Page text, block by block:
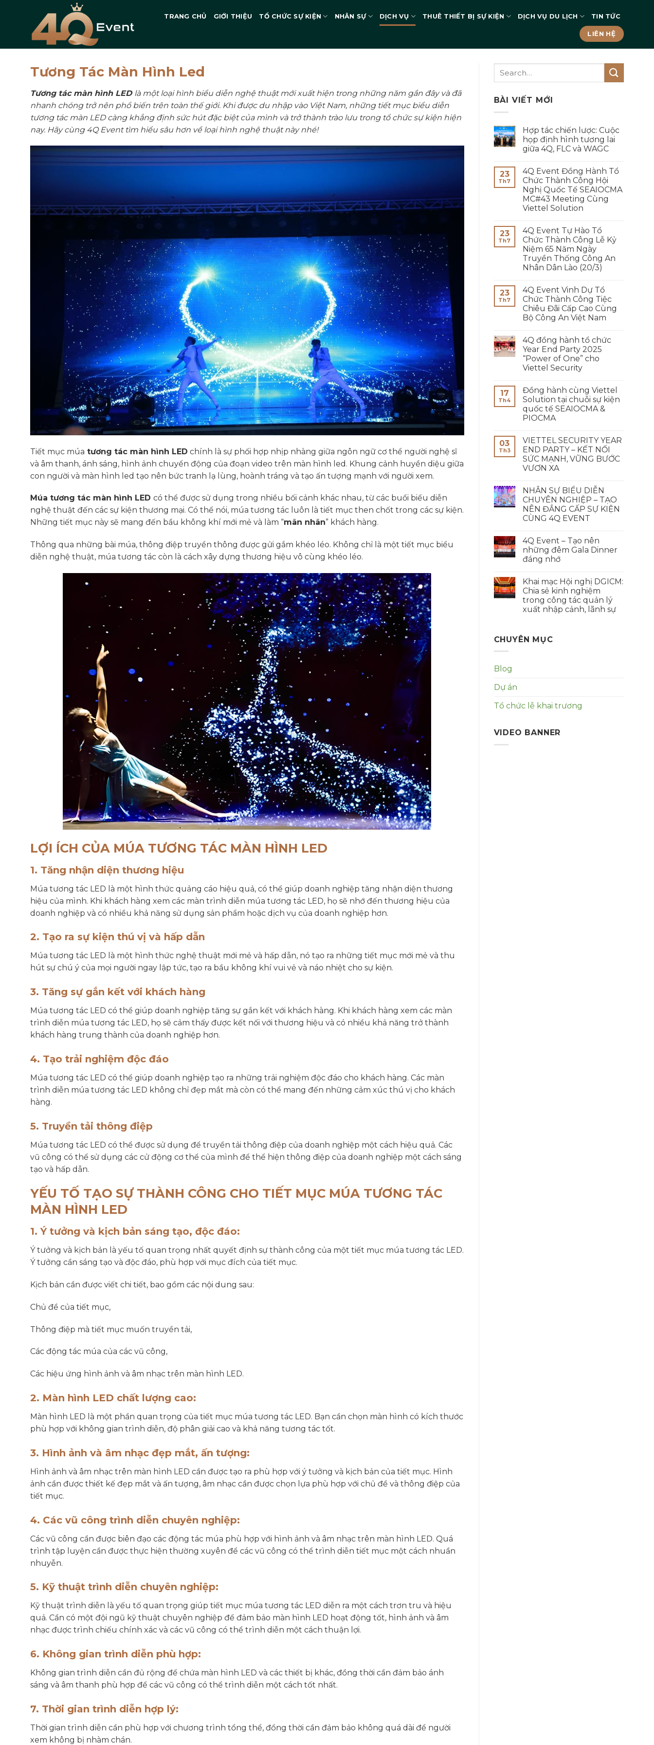
TRANG CHỦ GIỚI THIỆU TỔ CHỨC SỰ KIỆN NHÂN SỰ DỊCH VỤ THUÊ THIẾT BỊ SỰ KIỆN DỊCH VỤ DU LỊCH TIN TỨC
LIÊN HỆ
Tương Tác Màn Hình Led
Tương tác màn hình LED là một loại hình biểu diễn nghệ thuật mới xuất hiện trong những năm gần đây và đã
nhanh chóng trở nên phổ biến trên toàn thế giới. Khi được du nhập vào Việt Nam, những tiết mục biểu diễn
tương tác màn LED càng khẳng định sức hút đặc biệt của mình và trở thành trào lưu trong tổ chức sự kiện hiện
nay. Hãy cùng 4Q Event tìm hiểu sâu hơn về loại hình nghệ thuật này nhé!
Tiết mục múa tương tác màn hình LED chính là sự phối hợp nhịp nhàng giữa ngôn ngữ cơ thể người nghệ sĩ
và âm thanh, ánh sáng, hình ảnh chuyển động của đoạn video trên màn hình led. Khung cảnh huyền diệu giữa
con người và màn hình led tạo nên bức tranh lạ lùng, hoành tráng và tạo ấn tượng mạnh với người xem.
Múa tương tác màn hình LED có thể được sử dụng trong nhiều bối cảnh khác nhau, từ các buổi biểu diễn
nghệ thuật đến các sự kiện thương mại. Có thể nói, múa tương tác luôn là tiết mục then chốt trong các sự kiện.
Những tiết mục này sẽ mang đến bầu không khí mới mẻ và làm “mãn nhãn” khách hàng.
Thông qua những bài múa, thông điệp truyền thông được gửi gắm khéo léo. Không chỉ là một tiết mục biểu
diễn nghệ thuật, múa tương tác còn là cách xây dựng thương hiệu vô cùng khéo léo.
LỢI ÍCH CỦA MÚA TƯƠNG TÁC MÀN HÌNH LED
1. Tăng nhận diện thương hiệu
Múa tương tác LED là một hình thức quảng cáo hiệu quả, có thể giúp doanh nghiệp tăng nhận diện thương
hiệu của mình. Khi khách hàng xem các màn trình diễn múa tương tác LED, họ sẽ nhớ đến thương hiệu của
doanh nghiệp và có nhiều khả năng sử dụng sản phẩm hoặc dịch vụ của doanh nghiệp hơn.
2. Tạo ra sự kiện thú vị và hấp dẫn
Múa tương tác LED là một hình thức nghệ thuật mới mẻ và hấp dẫn, nó tạo ra những tiết mục mới mẻ và thu
hút sự chú ý của mọi người ngay lập tức, tạo ra bầu không khí vui vẻ và náo nhiệt cho sự kiện.
3. Tăng sự gắn kết với khách hàng
Múa tương tác LED có thể giúp doanh nghiệp tăng sự gắn kết với khách hàng. Khi khách hàng xem các màn
trình diễn múa tương tác LED, họ sẽ cảm thấy được kết nối với thương hiệu và có nhiều khả năng trở thành
khách hàng trung thành của doanh nghiệp hơn.
4. Tạo trải nghiệm độc đáo
Múa tương tác LED có thể giúp doanh nghiệp tạo ra những trải nghiệm độc đáo cho khách hàng. Các màn
trình diễn múa tương tác LED không chỉ đẹp mắt mà còn có thể mang đến những cảm xúc thú vị cho khách
hàng.
5. Truyền tải thông điệp
Múa tương tác LED có thể được sử dụng để truyền tải thông điệp của doanh nghiệp một cách hiệu quả. Các
vũ công có thể sử dụng các cử động cơ thể của mình để thể hiện thông điệp của doanh nghiệp một cách sáng
tạo và hấp dẫn.
YẾU TỐ TẠO SỰ THÀNH CÔNG CHO TIẾT MỤC MÚA TƯƠNG TÁC
MÀN HÌNH LED
1. Ý tưởng và kịch bản sáng tạo, độc đáo:
Ý tưởng và kịch bản là yếu tố quan trọng nhất quyết định sự thành công của một tiết mục múa tương tác LED.
Ý tưởng cần sáng tạo và độc đáo, phù hợp với mục đích của tiết mục.
Kịch bản cần được viết chi tiết, bao gồm các nội dung sau:
Chủ đề của tiết mục,
Thông điệp mà tiết mục muốn truyền tải,
Các động tác múa của các vũ công,
Các hiệu ứng hình ảnh và âm nhạc trên màn hình LED.
2. Màn hình LED chất lượng cao:
Màn hình LED là một phần quan trọng của tiết mục múa tương tác LED. Bạn cần chọn màn hình có kích thước
phù hợp với không gian trình diễn, độ phân giải cao và khả năng tương tác tốt.
3. Hình ảnh và âm nhạc đẹp mắt, ấn tượng:
Hình ảnh và âm nhạc trên màn hình LED cần được tạo ra phù hợp với ý tưởng và kịch bản của tiết mục. Hình
ảnh cần được thiết kế đẹp mắt và ấn tượng, âm nhạc cần được chọn lựa phù hợp với chủ đề và thông điệp của
tiết mục.
4. Các vũ công trình diễn chuyên nghiệp:
Các vũ công cần được biên đạo các động tác múa phù hợp với hình ảnh và âm nhạc trên màn hình LED. Quá
trình tập luyện cần được thực hiện thường xuyên để các vũ công có thể trình diễn tiết mục một cách nhuần
nhuyễn.
5. Kỹ thuật trình diễn chuyên nghiệp:
Kỹ thuật trình diễn là yếu tố quan trọng giúp tiết mục múa tương tác LED diễn ra một cách trơn tru và hiệu
quả. Cần có một đội ngũ kỹ thuật chuyên nghiệp để đảm bảo màn hình LED hoạt động tốt, hình ảnh và âm
nhạc được trình chiếu chính xác và các vũ công có thể trình diễn một cách thuận lợi.
6. Không gian trình diễn phù hợp:
Không gian trình diễn cần đủ rộng để chứa màn hình LED và các thiết bị khác, đồng thời cần đảm bảo ánh
sáng và âm thanh phù hợp để các vũ công có thể trình diễn một cách tốt nhất.
7. Thời gian trình diễn hợp lý:
Thời gian trình diễn cần phù hợp với chương trình tổng thể, đồng thời cần đảm bảo không quá dài để người
xem không bị nhàm chán.
BÀI VIẾT MỚI
Hợp tác chiến lược: Cuộc
họp định hình tương lai
giữa 4Q, FLC và WAGC
23
Th7
4Q Event Đồng Hành Tổ
Chức Thành Công Hội
Nghị Quốc Tế SEAIOCMA
MC#43 Meeting Cùng
Viettel Solution
23
Th7
4Q Event Tự Hào Tổ
Chức Thành Công Lễ Kỷ
Niệm 65 Năm Ngày
Truyền Thống Công An
Nhân Dân Lào (20/3)
23
Th7
4Q Event Vinh Dự Tổ
Chức Thành Công Tiệc
Chiêu Đãi Cấp Cao Cùng
Bộ Công An Việt Nam
4Q đồng hành tổ chức
Year End Party 2025
“Power of One” cho
Viettel Security
17
Th4
Đồng hành cùng Viettel
Solution tại chuỗi sự kiện
quốc tế SEAIOCMA &
PIOCMA
03
Th3
VIETTEL SECURITY YEAR
END PARTY – KẾT NỐI
SỨC MẠNH, VỮNG BƯỚC
VƯƠN XA
NHÂN SỰ BIỂU DIỄN
CHUYÊN NGHIỆP – TẠO
NÊN ĐẲNG CẤP SỰ KIỆN
CÙNG 4Q EVENT
4Q Event – Tạo nên
những đêm Gala Dinner
đáng nhớ
Khai mạc Hội nghị DGICM:
Chia sẻ kinh nghiệm
trong công tác quản lý
xuất nhập cảnh, lãnh sự
CHUYÊN MỤC
Blog
Dự án
Tổ chức lễ khai trương
VIDEO BANNER